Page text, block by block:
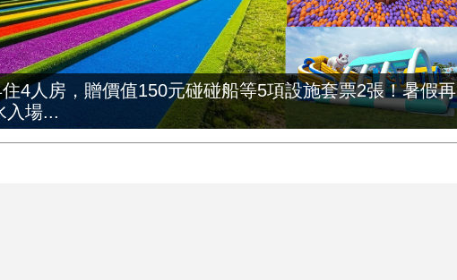
4人房，贈價值150元碰碰船等5項設施套票2張！暑假再
入場...